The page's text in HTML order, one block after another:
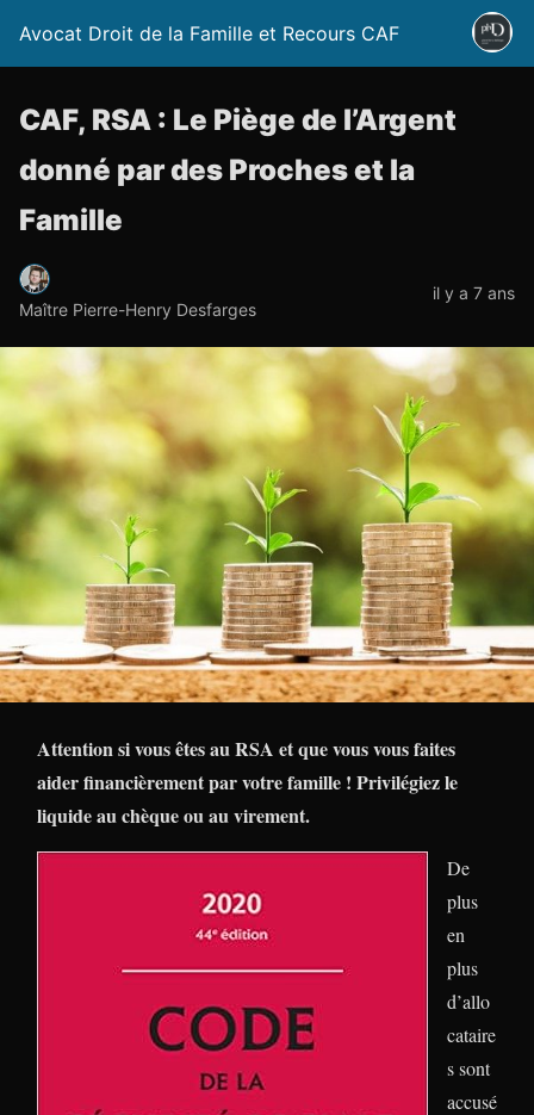
Avocat Droit de la Famille et Recours CAF
CAF, RSA : Le Piège de l’Argent
donné par des Proches et la
Famille
Maître Pierre-Henry Desfarges
il y a 7 ans
Attention si vous êtes au RSA et que vous vous faites
aider financièrement par votre famille ! Privilégiez le
liquide au chèque ou au virement.
De
plus
en
plus
d’allo
cataire
s sont
accusé